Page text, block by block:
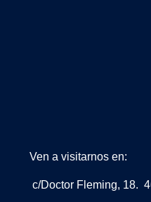
Ven a visitarnos en:
c/Doctor Fleming, 18.